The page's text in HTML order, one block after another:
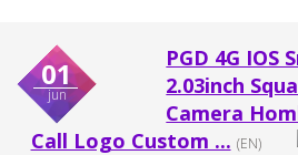
01
jun
PGD 4G IOS
2.03inch
Camera
Call Logo Custom ... (EN)